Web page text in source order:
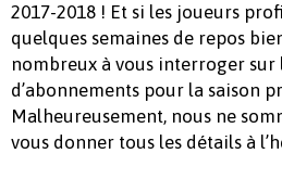
2017-2018 ! Et si les joueurs
quelques semaines de repos
nombreux à vous interroger sur
d’abonnements pour la saison
Malheureusement, nous ne
vous donner tous les détails à